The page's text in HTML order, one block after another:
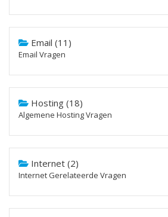
Email (11)
Email Vragen
Hosting (18)
Algemene Hosting Vragen
Internet (2)
Internet Gerelateerde Vragen